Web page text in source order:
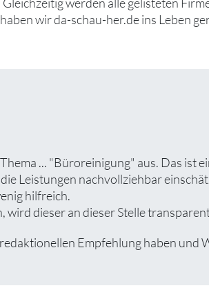
wir da-schau-her.de ins Leben
... "Büroreinigung" aus. Das ist
Leistungen nachvollziehbar
hilfreich.
dieser an dieser Stelle
Empfehlung haben und